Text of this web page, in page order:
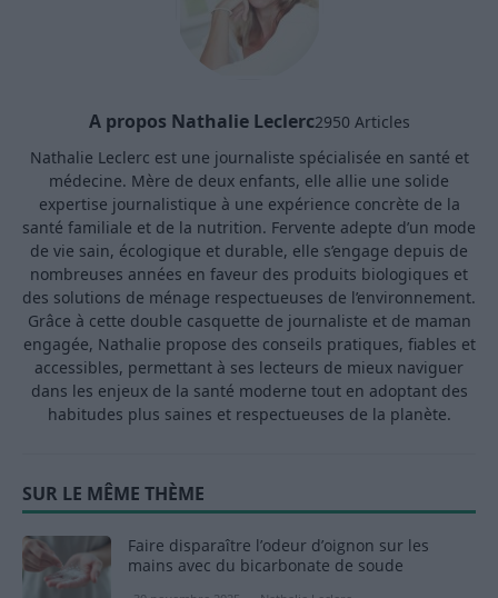
A propos Nathalie Leclerc2950 Articles
Nathalie Leclerc est une journaliste spécialisée en santé et
médecine. Mère de deux enfants, elle allie une solide
expertise journalistique à une expérience concrète de la
santé familiale et de la nutrition. Fervente adepte d’un mode
de vie sain, écologique et durable, elle s’engage depuis de
nombreuses années en faveur des produits biologiques et
des solutions de ménage respectueuses de l’environnement.
Grâce à cette double casquette de journaliste et de maman
engagée, Nathalie propose des conseils pratiques, fiables et
accessibles, permettant à ses lecteurs de mieux naviguer
dans les enjeux de la santé moderne tout en adoptant des
habitudes plus saines et respectueuses de la planète.
SUR LE MÊME THÈME
Faire disparaître l’odeur d’oignon sur les
mains avec du bicarbonate de soude